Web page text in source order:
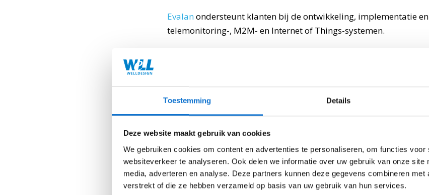
Toestemming Details
Deze website maakt gebruik van cookies
We gebruiken cookies om content en advertenties te personaliseren, om functies voor
websiteverkeer te analyseren. Ook delen we informatie over uw gebruik van onze site
media, adverteren en analyse. Deze partners kunnen deze gegevens combineren met
verstrekt of die ze hebben verzameld op basis van uw gebruik van hun services.
Evalanondersteunt klanten bij de ontwikkeling, implementatie
telemonitoring-, M2M- en Internet of Things-systemen.
dispenser monitort het innamegedrag op afstand. Met de real-
te verhogen.
hebben.De therapietrouw van elke patiënt kan nauwkeurig
kunnen zorgprofessionals de patiënt gerichter begeleiden en
het bestaande gedrag wordt gewerkt aan een beter